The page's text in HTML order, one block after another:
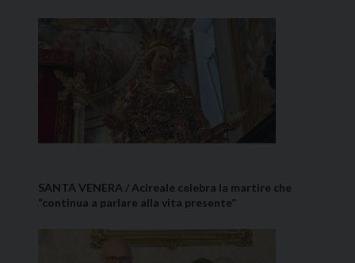
SANTA VENERA / Acireale celebra la martire che
“continua a parlare alla vita presente”